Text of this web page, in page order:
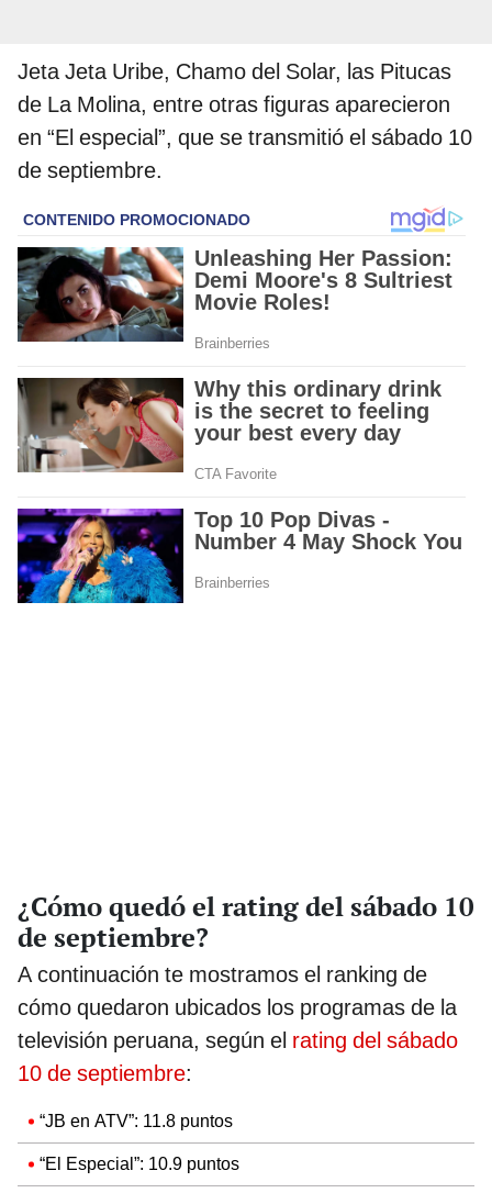
Jeta Jeta Uribe, Chamo del Solar, las Pitucas
de La Molina, entre otras figuras aparecieron
en “El especial”, que se transmitió el sábado 10
de septiembre.
¿Cómo quedó el rating del sábado 10
de septiembre?
A continuación te mostramos el ranking de
cómo quedaron ubicados los programas de la
televisión peruana, según el rating del sábado
10 de septiembre:
“JB en ATV”: 11.8 puntos
“El Especial”: 10.9 puntos